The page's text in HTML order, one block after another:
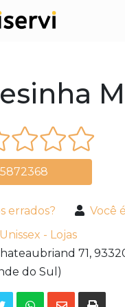
errados?
Você
- Lojas
71,
do Sul)